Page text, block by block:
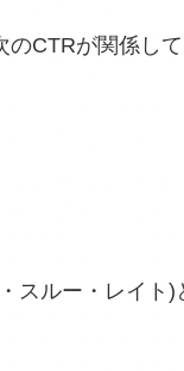
のCTRが関係して
スルー・レイト)